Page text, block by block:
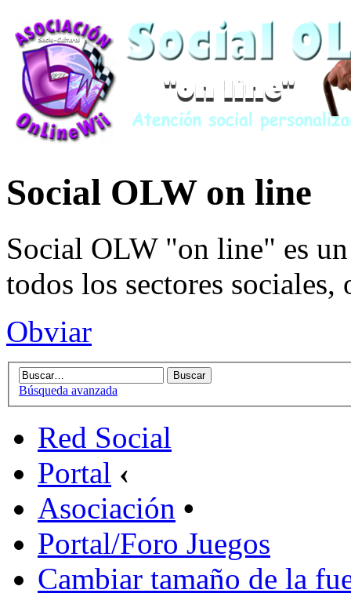
Social OLW on line
Social OLW "on line" es
todos los sectores sociales,
Obviar
Búsqueda avanzada
Red Social
Portal ‹
Asociación •
Portal/Foro Juegos
Cambiar tamaño de la